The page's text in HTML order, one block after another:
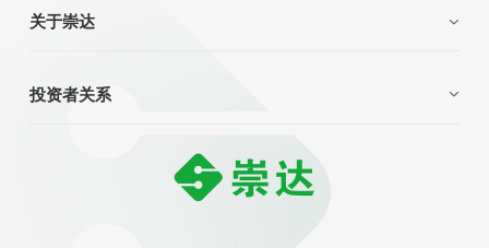
关于崇达
投资者关系